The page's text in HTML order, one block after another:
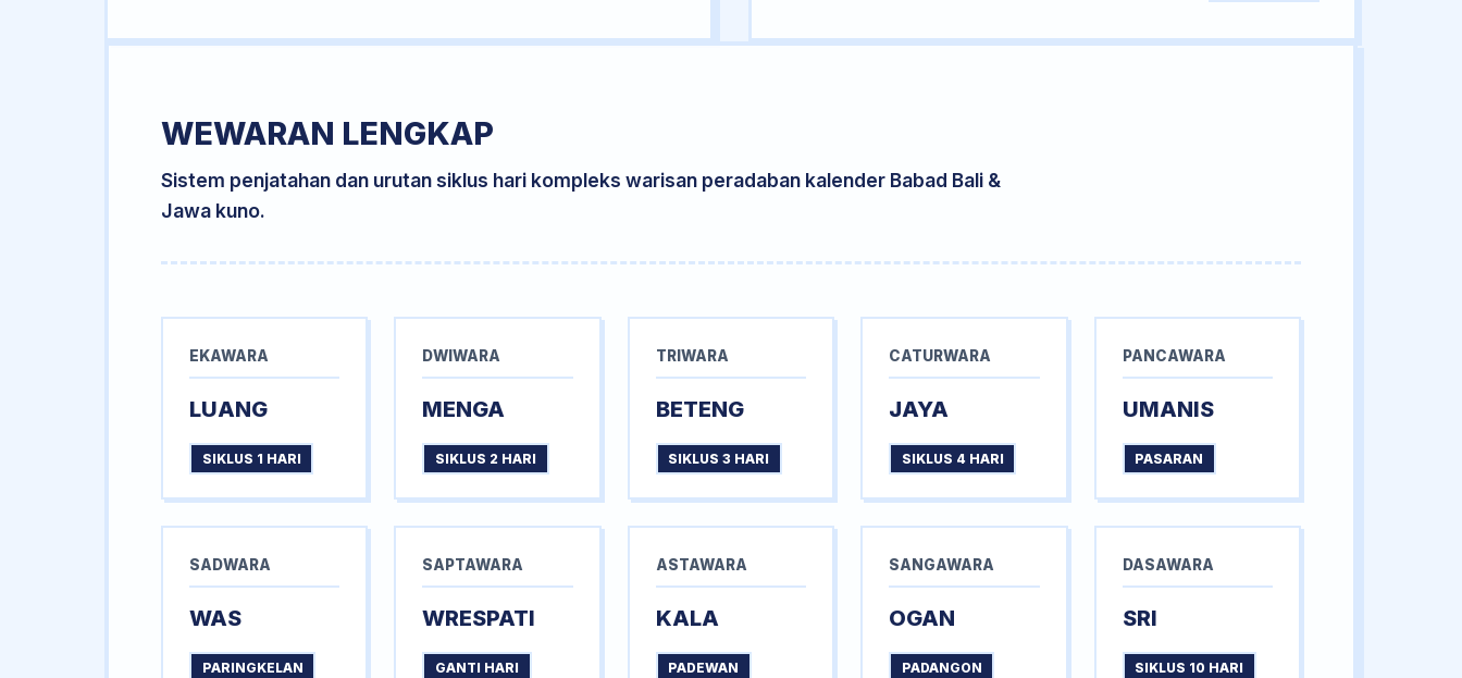
WEWARAN LENGKAP
Sistem penjatahan dan urutan siklus hari kompleks warisan peradaban kalender Babad Bali &
Jawa kuno.
EKAWARA
LUANG
SIKLUS 1 HARI
DWIWARA
MENGA
SIKLUS 2 HARI
TRIWARA
BETENG
SIKLUS 3 HARI
CATURWARA
JAYA
SIKLUS 4 HARI
PANCAWARA
UMANIS
PASARAN
SADWARA
WAS
PARINGKELAN
SAPTAWARA
WRESPATI
GANTI HARI
ASTAWARA
KALA
PADEWAN
SANGAWARA
OGAN
PADANGON
DASAWARA
SRI
SIKLUS 10 HARI